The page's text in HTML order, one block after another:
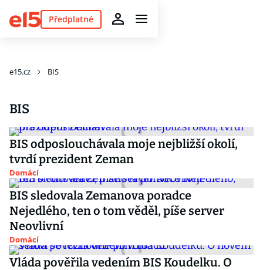
Předplatné
e15.cz BIS
BIS
BIS odposlouchávala moje nejbližší okolí,
tvrdí prezident Zeman
Domácí
BIS sledovala Zemanova poradce
Nejedlého, ten o tom věděl, píše server
Neovlivní
Domácí
Vláda pověřila vedením BIS Koudelku. O